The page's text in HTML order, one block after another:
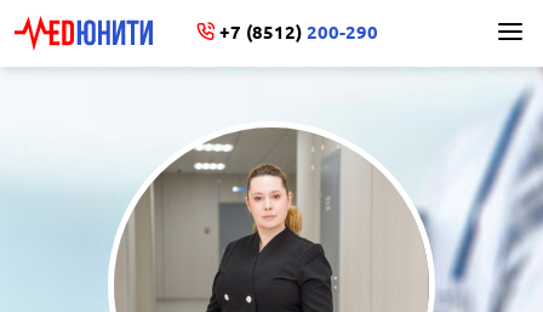
+7 (8512) 200-290